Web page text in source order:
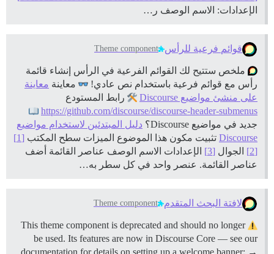
الإعدادات: الاسم الوصف ر…
قوائم فرعية للرأس Theme component
ملخص ستتيح لك القوائم الفرعية في الرأس إنشاء قائمة
رأس مع قوائم فرعية باستخدام نص عادي!
معاينة معاينة
على منشئ مواضيع Discourse
رابط المستودع
https://github.com/discourse/discourse-header-submenus
جديد في مواضيع Discourse؟
دليل المبتدئين لاستخدام مواضيع
Discourse تثبيت مكون هذا الموضوع الميزات سطح المكتب [1]
[2]
الجوال [3]
الإعدادات الاسم الوصف عناصر القائمة أضف
عناصر القائمة. عنصر واحد في كل سطر به…
لافتة البحث المتقدم Theme component
This theme component is deprecated and should no longer
be used. Its features are now in Discourse Core — see our
documentation for details on setting up a welcome banner: →